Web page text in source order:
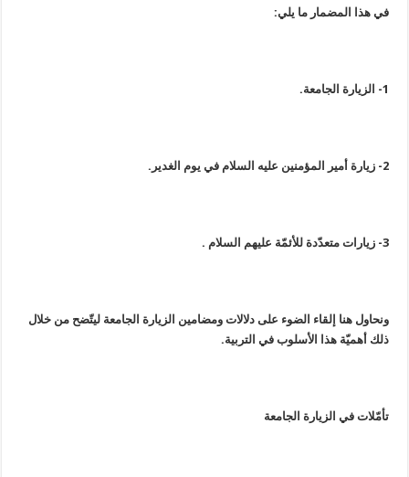
في هذا المضمار ما يلي:
1- الزيارة الجامعة.
2- زيارة أمير المؤمنين عليه السلام في يوم الغدير.
3- زيارات متعدّدة للأئمّة عليهم السلام .
ونحاول هنا إلقاء الضوء على دلالات ومضامين الزيارة الجامعة ليتّضح من خلال
ذلك أهميّة هذا الأسلوب في التربية.
تأمّلات في الزيارة الجامعة